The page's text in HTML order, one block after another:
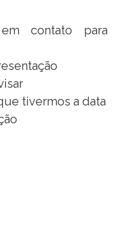
contato para
tivermos a data